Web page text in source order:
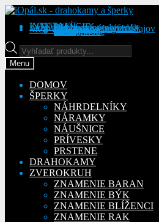
Preskočiť
navigáciu
Preskočiť
obsah
KONTAKT
INFORMÁCIE
Obchodné podmienky
Reklamačný poriadok
Ochrana osobných údajov
MÔJ ÚČETObjednávky
Adresy
Detaily účtu
Na stiahnutie
Products
search
Menu
DOMOV
ŠPERKY
NÁHRDELNÍKY
NÁRAMKY
NÁUŠNICE
PRÍVESKY
PRSTENE
DRAHOKAMY
ZVEROKRUH
ZNAMENIE BARAN
ZNAMENIE BÝK
ZNAMENIE BLÍŽENCI
ZNAMENIE RAK